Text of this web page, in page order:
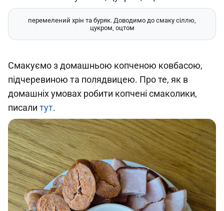
перемелений хрін та буряк. Доводимо до смаку сіллю,
цукром, оцтом
Смакуємо з домашньою копченою ковбасою,
підчеревиною та полядвицею. Про те, як в
домашніх умовах робити копчені смаколики,
писали тут.